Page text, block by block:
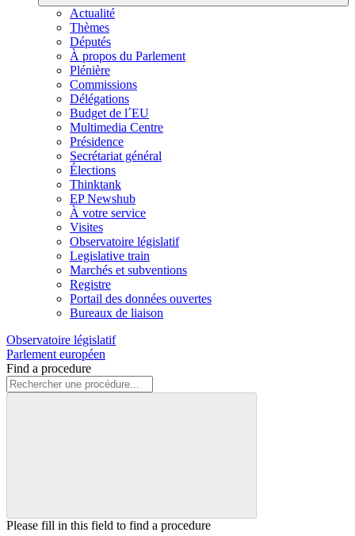
Actualité
Thèmes
Députés
À propos du Parlement
Plénière
Commissions
Délégations
Budget de l´EU
Multimedia Centre
Présidence
Secrétariat général
Élections
Thinktank
EP Newshub
À votre service
Visites
Observatoire législatif
Legislative train
Marchés et subventions
Registre
Portail des données ouvertes
Bureaux de liaison
Observatoire législatif
Parlement européen
Find a procedure
Please fill in this field to find a procedure